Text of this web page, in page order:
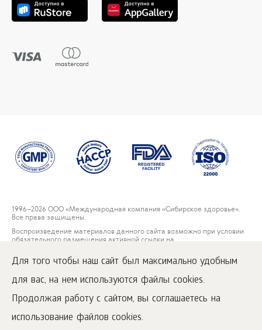
Для того чтобы наш сайт был максимально удобным
для вас, на нем используются файлы cookies.
Продолжая работу с сайтом, вы соглашаетесь на
использование файлов cookies.
1996–2026 ООО «Международная компания «Сибирское здоровье».
Все права защищены.
Воспроизведение материалов данного сайта возможно при условии
обязательного размещения активной ссылки на
Контакты
Пользовательское соглашение
Политика конфиденциальности